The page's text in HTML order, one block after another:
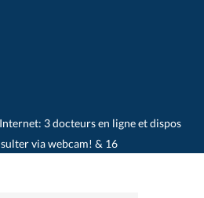
3 docteurs en ligne et dispos
via webcam! & 16
Dr. Ernst Iseli>Consultation avec Dr. Ernst Iseli